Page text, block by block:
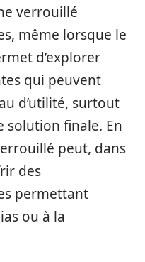
verrouillé
même lorsque le
d’explorer
qui peuvent
d’utilité, surtout
solution finale. En
peut, dans
des
permettant
ou à la